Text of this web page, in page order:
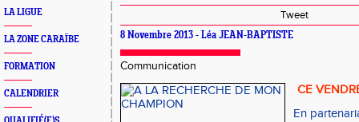
LA LIGUE
LA ZONE CARAÏBE
FORMATION
CALENDRIER
Tweet
8 Novembre 2013 - Léa JEAN-BAPTISTE
Communication
CE
En